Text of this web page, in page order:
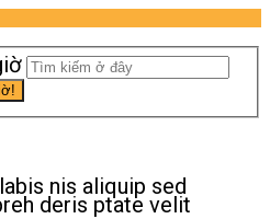
nis aliquip sed
deris ptate velit